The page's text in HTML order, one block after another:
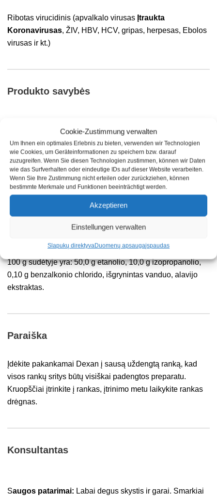
Cookie-Zustimmung verwalten
Um Ihnen ein optimales Erlebnis zu bieten, verwenden wir Technologien
wie Cookies, um Geräteinformationen zu speichern bzw. darauf
zuzugreifen. Wenn Sie diesen Technologien zustimmen, können wir Daten
wie das Surfverhalten oder eindeutige IDs auf dieser Website verarbeiten.
Wenn Sie Ihre Zustimmung nicht erteilen oder zurückziehen, können
bestimmte Merkmale und Funktionen beeinträchtigt werden.
Akzeptieren
Einstellungen verwalten
Slapukų direktyvaDuomenų apsaugaįspaudas
Ribotas virucidinis (apvalkalo virusas Įtraukta
Koronavirusas, ŽIV, HBV, HCV, gripas, herpesas, Ebolos
virusas ir kt.)
Produkto savybės
eiksmingumas:išbandyta pagal Europos ligoninių
standartus: EN 1040, EN 1275, EN 1276, EN 1500: 1 min;
prEN 12054: 30 s. Ribotas virucidinis (apvalkalo virusai,
įskaitant koronavirusą, ŽIV, HBV, HCV, gripą, herpesą,
Ebolos virusą ir kt.) Pagal DVV / RKI gaires: 15s.
higieninei rankų dezinfekcijai.
100 g sudėtyje yra: 50,0 g etanolio, 10,0 g izopropanolio,
0,10 g benzalkonio chlorido, išgrynintas vanduo, alavijo
ekstraktas.
Paraiška
Įdėkite pakankamai Dexan į sausą uždengtą ranką, kad
visos rankų sritys būtų visiškai padengtos preparatu.
Kruopščiai įtrinkite į rankas, įtrinimo metu laikykite rankas
drėgnas.
Konsultantas
Saugos patarimai: Labai degus skystis ir garai. Smarkiai